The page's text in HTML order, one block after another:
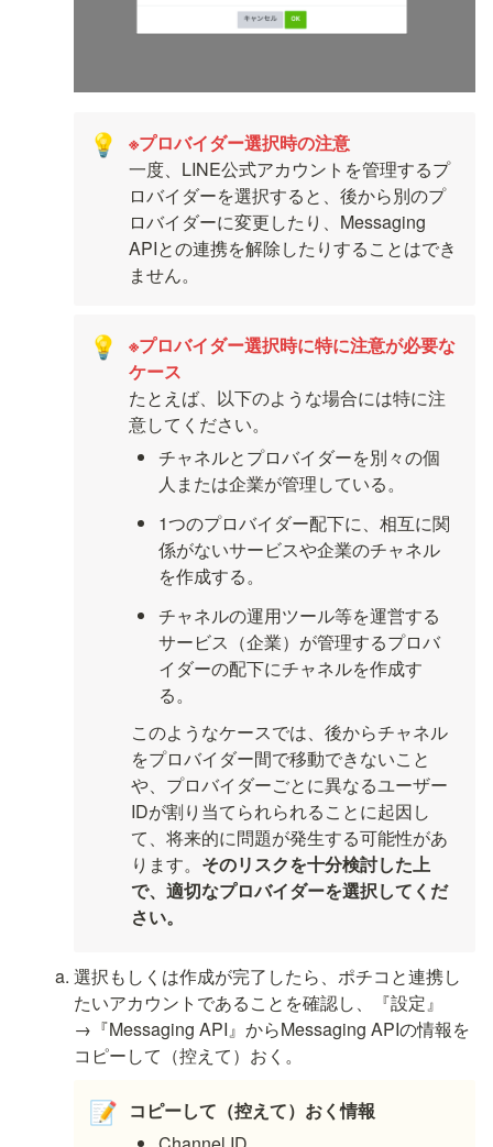
💡
一度、LINE公式アカウントを管理するプ
ロバイダーを選択すると、後から別のプ
ロバイダーに変更したり、Messaging
APIとの連携を解除したりすることはでき
ません。
💡
※プロバイダー選択時に特に注意が必要な
たとえば、以下のような場合には特に注
意してください。
チャネルとプロバイダーを別々の個
人または企業が管理している。
1つのプロバイダー配下に、相互に関
係がないサービスや企業のチャネル
を作成する。
チャネルの運用ツール等を運営する
サービス（企業）が管理するプロバ
イダーの配下にチャネルを作成す
る。
このようなケースでは、後からチャネル
をプロバイダー間で移動できないこと
や、プロバイダーごとに異なるユーザー
IDが割り当てられられることに起因し
て、将来的に問題が発生する可能性があ
ります。 そのリスクを十分検討した上
で、適切なプロバイダーを選択してくだ
さい。
選択もしくは作成が完了したら、ポチコと連携し
たいアカウントであることを確認し、『設定』
→『Messaging API』からMessaging APIの情報を
コピーして（控えて）おく。
📝 コピーして（控えて）おく情報